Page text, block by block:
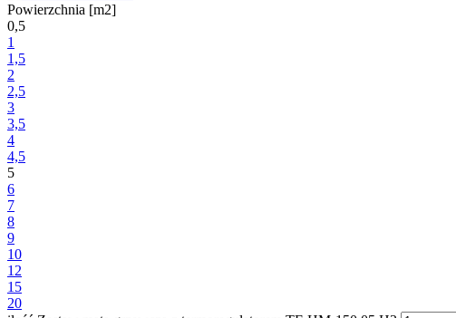
Powierzchnia [m2]
0,5
1
1,5
2
2,5
3
3,5
4
4,5
5
6
7
8
9
10
12
15
20